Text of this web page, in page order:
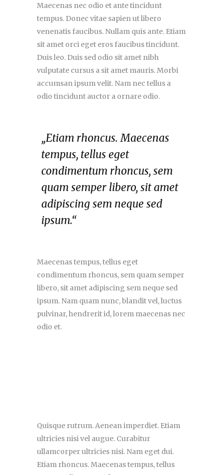
Maecenas nec odio et ante tincidunt
tempus. Donec vitae sapien ut libero
venenatis faucibus. Nullam quis ante. Etiam
sit amet orci eget eros faucibus tincidunt.
Duis leo. Duis sed odio sit amet nibh
vulputate cursus a sit amet mauris. Morbi
accumsan ipsum velit. Nam nec tellus a
odio tincidunt auctor a ornare odio.
„Etiam rhoncus. Maecenas
tempus, tellus eget
condimentum rhoncus, sem
quam semper libero, sit amet
adipiscing sem neque sed
ipsum.“
Maecenas tempus, tellus eget
condimentum rhoncus, sem quam semper
libero, sit amet adipiscing sem neque sed
ipsum. Nam quam nunc, blandit vel, luctus
pulvinar, hendrerit id, lorem maecenas nec
odio et.
Quisque rutrum. Aenean imperdiet. Etiam
ultricies nisi vel augue. Curabitur
ullamcorper ultricies nisi. Nam eget dui.
Etiam rhoncus. Maecenas tempus, tellus